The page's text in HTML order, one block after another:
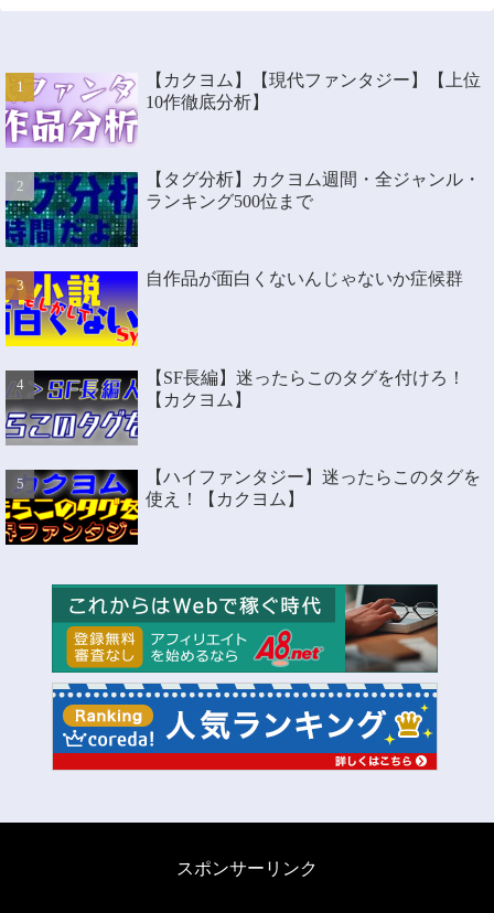
【カクヨム】【現代ファンタジー】【上位
10作徹底分析】
【タグ分析】カクヨム週間・全ジャンル・
ランキング500位まで
自作品が面白くないんじゃないか症候群
【SF長編】迷ったらこのタグを付けろ！
【カクヨム】
【ハイファンタジー】迷ったらこのタグを
使え！【カクヨム】
スポンサーリンク